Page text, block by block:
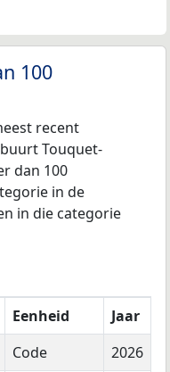
100
recent
Touquet-
dan 100
in de
in die categorie
Eenheid
Jaar
Code
2026